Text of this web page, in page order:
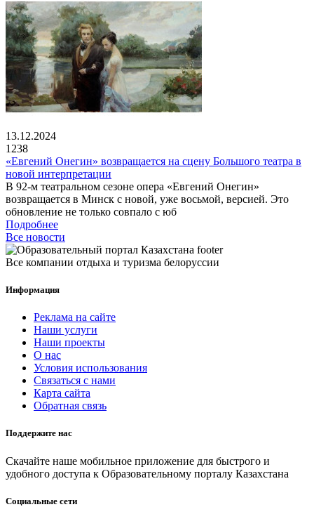
13.12.2024
1238
«Евгений Онегин» возвращается на сцену Большого театра в
новой интерпретации
В 92-м театральном сезоне опера «Евгений Онегин»
возвращается в Минск с новой, уже восьмой, версией. Это
обновление не только совпало с юб
Подробнее
Все новости
Все компании отдыха и туризма белоруссии
Информация
Реклама на сайте
Наши услуги
Наши проекты
О нас
Условия использования
Связаться с нами
Карта сайта
Обратная связь
Поддержите нас
Скачайте наше мобильное приложение для быстрого и
удобного доступа к Образовательному порталу Казахстана
Социальные сети